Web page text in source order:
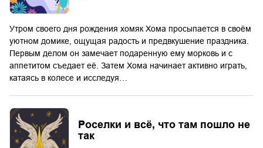
Утром своего дня рождения хомяк Хома просыпается в своём
уютном домике, ощущая радость и предвкушение праздника.
Первым делом он замечает подаренную ему морковь и с
аппетитом съедает её. Затем Хома начинает активно играть,
катаясь в колесе и исследуя…
Роселки и всё, что там пошло не
так